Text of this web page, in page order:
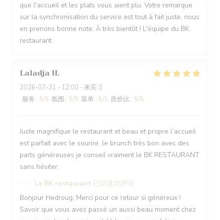
que l'accueil et les plats vous aient plu. Votre remarque
sur la synchronisation du service est tout à fait juste, nous
en prenons bonne note. À très bientôt ! L'équipe du BK
restaurant
Laladja H
2026-07-31 - 12:00 - 来宾 3
服务 : 5/5 氛围 : 5/5 菜单 : 5/5 质价比 : 5/5
Juste magnifique le restaurant et beau et propre l’accueil
est parfait avec le sourire ,le brunch très bon avec des
parts généreuses je conseil vraiment le BK RESTAURANT
sans hésiter.
Le BK restaurant 已回复此评论
Bonjour Hedroug, Merci pour ce retour si généreux !
Savoir que vous avez passé un aussi beau moment chez